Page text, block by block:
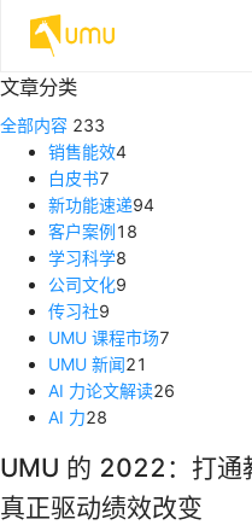
文章分类
全部内容 233
销售能效4
白皮书7
新功能速递94
客户案例18
学习科学8
公司文化9
传习社9
UMU 课程市场7
UMU 新闻21
AI 力论文解读26
AI 力28
UMU 的 2022：打通
真正驱动绩效改变